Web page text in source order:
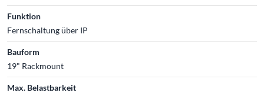
Funktion
Fernschaltung über IP
Bauform
19" Rackmount
Max. Belastbarkeit